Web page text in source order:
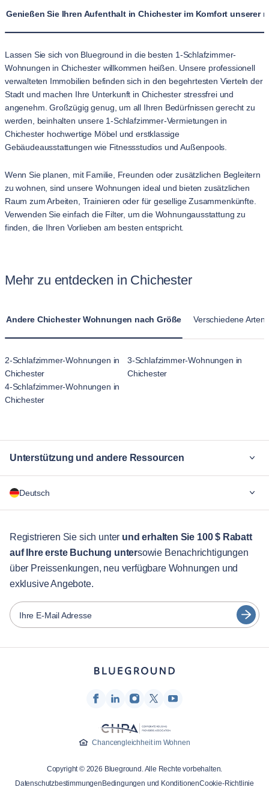
Genießen Sie Ihren Aufenthalt in Chichester im Komfort unserer
Lassen Sie sich von Blueground in die besten 1-Schlafzimmer-
Wohnungen in Chichester willkommen heißen. Unsere professionell
verwalteten Immobilien befinden sich in den begehrtesten Vierteln der
Stadt und machen Ihre Unterkunft in Chichester stressfrei und
angenehm. Großzügig genug, um all Ihren Bedürfnissen gerecht zu
werden, beinhalten unsere 1-Schlafzimmer-Vermietungen in
Chichester hochwertige Möbel und erstklassige
Gebäudeausstattungen wie Fitnessstudios und Außenpools.
Wenn Sie planen, mit Familie, Freunden oder zusätzlichen Begleitern
zu wohnen, sind unsere Wohnungen ideal und bieten zusätzlichen
Raum zum Arbeiten, Trainieren oder für gesellige Zusammenkünfte.
Verwenden Sie einfach die Filter, um die Wohnungausstattung zu
finden, die Ihren Vorlieben am besten entspricht.
Mehr zu entdecken in Chichester
Andere Chichester Wohnungen nach Größe Verschiedene
2-Schlafzimmer-Wohnungen in
Chichester
3-Schlafzimmer-Wohnungen in
Chichester
4-Schlafzimmer-Wohnungen in
Chichester
Unterstützung und andere Ressourcen
Für Unternehmen
Gästebetreuung
Stadt-Guide
Partner
Vermieter von Möbeln
Vermieter
Franchise-Partner
Deutsch
English
Português
Español
Français
Türkçe
Registrieren Sie sich unter und erhalten Sie 100 $ Rabatt
auf Ihre erste Buchung untersowie Benachrichtigungen
über Preissenkungen, neu verfügbare Wohnungen und
exklusive Angebote.
Ihre E-Mail Adresse
Chancengleichheit im Wohnen
Copyright © 2026 Blueground. Alle Rechte vorbehalten.
DatenschutzbestimmungenBedingungen und KonditionenCookie-Richtlinie